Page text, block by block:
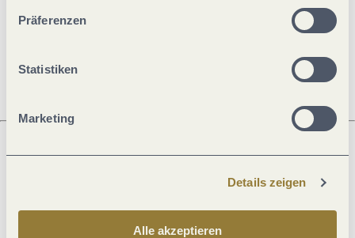
Präferenzen
Statistiken
Marketing
Details zeigen
Alle akzeptieren